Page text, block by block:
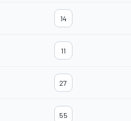
14
11
27
55